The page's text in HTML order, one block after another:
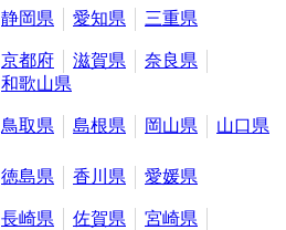
静岡県 愛知県 三重県
京都府 滋賀県
奈良県
和歌山県
鳥取県 島根県 岡山県 山口県
徳島県 香川県 愛媛県
長崎県 佐賀県 宮崎県